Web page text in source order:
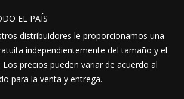
EL PAÍS
distribuidores le proporcionamos una
independientemente del tamaño y el
precios pueden variar de acuerdo al
para la venta y entrega.